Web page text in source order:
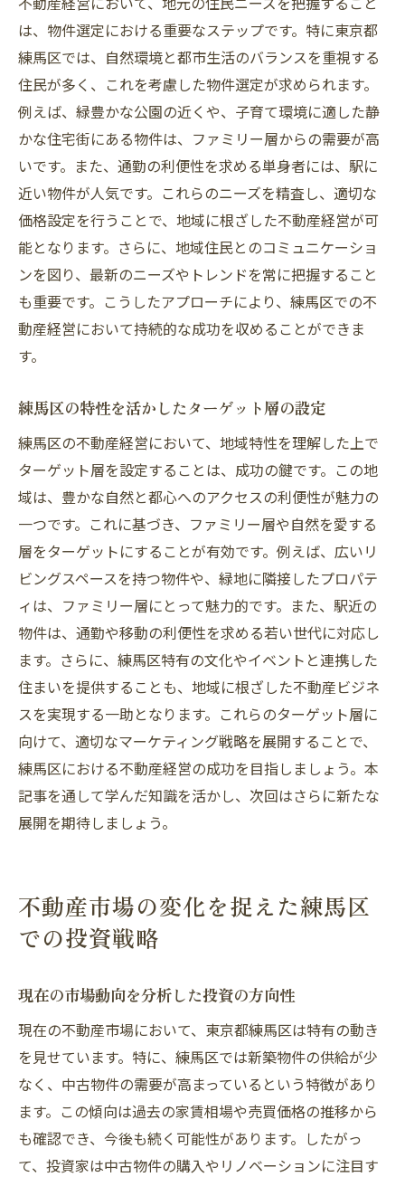
市場ニーズを先取りしたプロジェクト開発
効率的なコスト管理と収益最大化の方法
市場の変化に合わせた投資ポートフォリオ
の構築
競争優位を確保する差別化コンセプト
継続的な利益を確保するためのリスク管理
練馬区の不動産求人について
は、物件選定における重要なステップです。特に東京都
練馬区では、自然環境と都市生活のバランスを重視する
住民が多く、これを考慮した物件選定が求められます。
例えば、緑豊かな公園の近くや、子育て環境に適した静
かな住宅街にある物件は、ファミリー層からの需要が高
いです。また、通勤の利便性を求める単身者には、駅に
近い物件が人気です。これらのニーズを精査し、適切な
価格設定を行うことで、地域に根ざした不動産経営が可
能となります。さらに、地域住民とのコミュニケーショ
ンを図り、最新のニーズやトレンドを常に把握すること
も重要です。こうしたアプローチにより、練馬区での不
動産経営において持続的な成功を収めることができま
す。
練馬区の特性を活かしたターゲット層の設定
練馬区の不動産経営において、地域特性を理解した上で
ターゲット層を設定することは、成功の鍵です。この地
域は、豊かな自然と都心へのアクセスの利便性が魅力の
一つです。これに基づき、ファミリー層や自然を愛する
層をターゲットにすることが有効です。例えば、広いリ
ビングスペースを持つ物件や、緑地に隣接したプロパテ
ィは、ファミリー層にとって魅力的です。また、駅近の
物件は、通勤や移動の利便性を求める若い世代に対応し
ます。さらに、練馬区特有の文化やイベントと連携した
住まいを提供することも、地域に根ざした不動産ビジネ
スを実現する一助となります。これらのターゲット層に
向けて、適切なマーケティング戦略を展開することで、
練馬区における不動産経営の成功を目指しましょう。本
記事を通して学んだ知識を活かし、次回はさらに新たな
展開を期待しましょう。
不動産市場の変化を捉えた練馬区
での投資戦略
現在の市場動向を分析した投資の方向性
現在の不動産市場において、東京都練馬区は特有の動き
を見せています。特に、練馬区では新築物件の供給が少
なく、中古物件の需要が高まっているという特徴があり
ます。この傾向は過去の家賃相場や売買価格の推移から
も確認でき、今後も続く可能性があります。したがっ
て、投資家は中古物件の購入やリノベーションに注目す